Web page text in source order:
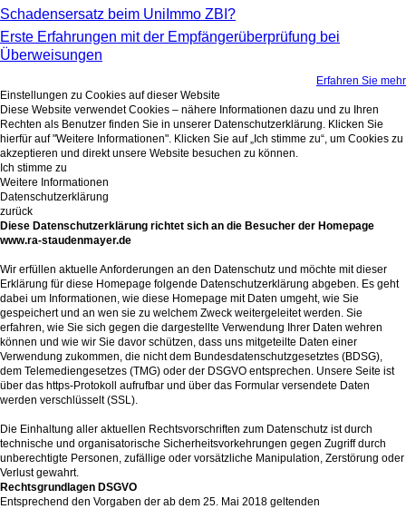
Schadensersatz beim UniImmo ZBI?
Erste Erfahrungen mit der Empfängerüberprüfung bei
Überweisungen
Erfahren Sie mehr
Einstellungen zu Cookies auf dieser Website
Diese Website verwendet Cookies – nähere Informationen dazu und zu Ihren
Rechten als Benutzer finden Sie in unserer Datenschutzerklärung. Klicken Sie
hierfür auf "Weitere Informationen". Klicken Sie auf „Ich stimme zu“, um Cookies zu
akzeptieren und direkt unsere Website besuchen zu können.
Ich stimme zu
Weitere Informationen
Datenschutzerklärung
zurück
Diese Datenschutzerklärung richtet sich an die Besucher der Homepage
www.ra-staudenmayer.de
Wir erfüllen aktuelle Anforderungen an den Datenschutz und möchte mit dieser
Erklärung für diese Homepage folgende Datenschutzerklärung abgeben. Es geht
dabei um Informationen, wie diese Homepage mit Daten umgeht, wie Sie
gespeichert und an wen sie zu welchem Zweck weitergeleitet werden. Sie
erfahren, wie Sie sich gegen die dargestellte Verwendung Ihrer Daten wehren
können und wie wir Sie davor schützen, dass uns mitgeteilte Daten einer
Verwendung zukommen, die nicht dem Bundesdatenschutzgesetztes (BDSG),
dem Telemediengesetzes (TMG) oder der DSGVO entsprechen. Unsere Seite ist
über das https-Protokoll aufrufbar und über das Formular versendete Daten
werden verschlüsselt (SSL).
Die Einhaltung aller aktuellen Rechtsvorschriften zum Datenschutz ist durch
technische und organisatorische Sicherheitsvorkehrungen gegen Zugriff durch
unberechtigte Personen, zufällige oder vorsätzliche Manipulation, Zerstörung oder
Verlust gewahrt.
Rechtsgrundlagen DSGVO
Entsprechend den Vorgaben der ab dem 25. Mai 2018 geltenden